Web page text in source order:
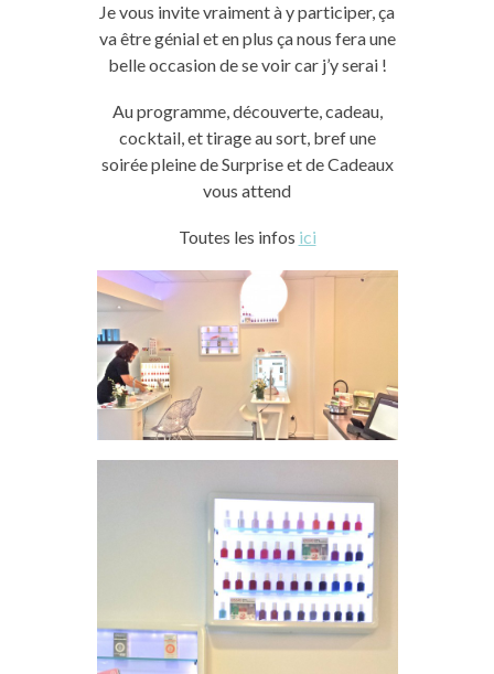
Je vous invite vraiment à y participer, ça
va être génial et en plus ça nous fera une
belle occasion de se voir car j’y serai !
Au programme, découverte, cadeau,
cocktail, et tirage au sort, bref une
soirée pleine de Surprise et de Cadeaux
vous attend
Toutes les infos ici